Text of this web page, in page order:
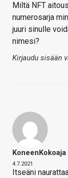
Miltä NFT
numerosarja
juuri sinulle
nimesi?
Kirjaudu sisään
KoneenKokoaja
4.7.2021
Itseäni